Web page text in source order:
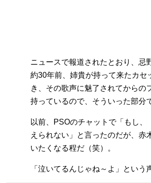
ニュースで報道されたとおり、忌
約30年前、姉貴が持って来たカセ
き、その歌声に魅了されてからの
持っているので、そういった部分
以前、PSOのチャットで「もし
えられない」と言ったのだが、
いたくなる程だ（笑）。
「泣いてるんじゃね～よ」とい